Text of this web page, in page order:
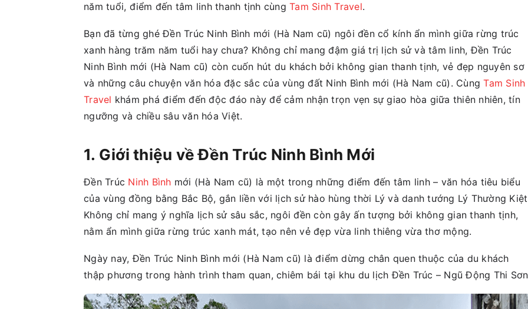
năm tuổi, điểm đến tâm linh thanh tịnh cùng Tam Sinh Travel.
Bạn đã từng ghé Đền Trúc Ninh Bình mới (Hà Nam cũ) ngôi đền cổ kính ẩn mình giữa rừng trúc
xanh hàng trăm năm tuổi hay chưa? Không chỉ mang đậm giá trị lịch sử và tâm linh, Đền Trúc
Ninh Bình mới (Hà Nam cũ) còn cuốn hút du khách bởi không gian thanh tịnh, vẻ đẹp nguyên sơ
và những câu chuyện văn hóa đặc sắc của vùng đất Ninh Bình mới (Hà Nam cũ). CùngTam Sinh
Travel khám phá điểm đến độc đáo này để cảm nhận trọn vẹn sự giao hòa giữa thiên nhiên, tín
ngưỡng và chiều sâu văn hóa Việt.
1. Giới thiệu về Đền Trúc Ninh Bình Mới
Đền Trúc Ninh Bình mới (Hà Nam cũ) là một trong những điểm đến tâm linh – văn hóa tiêu biểu
của vùng đồng bằng Bắc Bộ, gắn liền với lịch sử hào hùng thời Lý và danh tướng Lý Thường
Không chỉ mang ý nghĩa lịch sử sâu sắc, ngôi đền còn gây ấn tượng bởi không gian thanh tịnh,
nằm ẩn mình giữa rừng trúc xanh mát, tạo nên vẻ đẹp vừa linh thiêng vừa thơ mộng.
Ngày nay, Đền Trúc Ninh Bình mới (Hà Nam cũ) là điểm dừng chân quen thuộc của du khách
thập phương trong hành trình tham quan, chiêm bái tại khu du lịch Đền Trúc – Ngũ Động Thi